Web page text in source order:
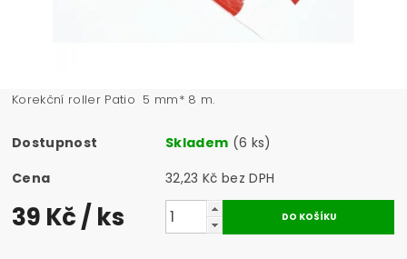
Korekční roller Patio 5 mm* 8 m.
Dostupnost Skladem (6 ks)
Cena
32,23 Kč bez DPH
39 Kč/ ks